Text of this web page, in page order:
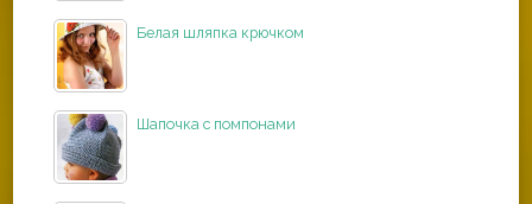
Белая шляпка крючком
Шапочка с помпонами